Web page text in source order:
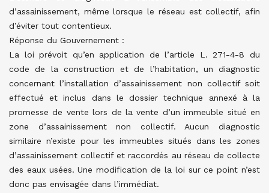
d’assainissement, même lorsque le réseau est collectif, afin
d’éviter tout contentieux.
Réponse du Gouvernement :
La loi prévoit qu’en application de l’article L. 271-4-8 du
code de la construction et de l’habitation, un diagnostic
concernant l’installation d’assainissement non collectif soit
effectué et inclus dans le dossier technique annexé à la
promesse de vente lors de la vente d’un immeuble situé en
zone d’assainissement non collectif. Aucun diagnostic
similaire n’existe pour les immeubles situés dans les zones
d’assainissement collectif et raccordés au réseau de collecte
des eaux usées. Une modification de la loi sur ce point n’est
donc pas envisagée dans l’immédiat.